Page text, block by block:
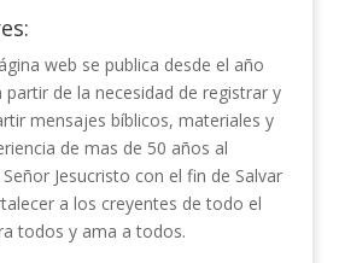
web se publica desde el año
partir de la necesidad de registrar y
mensajes bíblicos, materiales y
de mas de 50 años al
Jesucristo con el fin de Salvar
a los creyentes de todo el
todos y ama a todos.